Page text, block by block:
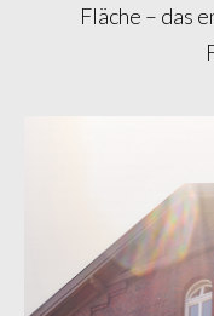
Fläche – das